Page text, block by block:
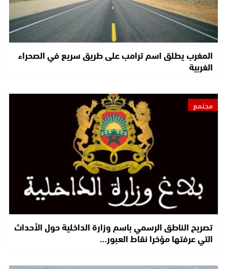
المغرب يطلق اسم ترامب على طريق سريع في الصحراء
الغربية
مجتمع
تصريح الناطق الرسمي باسم وزارة الداخلية حول الأحداث
التي عرفتها مؤخرا نقاط العبور…